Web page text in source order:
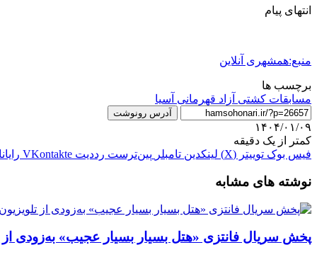
انتهای پیام
منبع:همشهری آنلاین
برچسب ها
مسابقات کشتی آزاد قهرمانی آسیا
آدرس رونوشت
۱۴۰۴/۰۱/۰۹
کمتر از یک دقیقه
فیس بوک توییتر (X) لینکدین ‫تامبلر ‫پین‌ترست ‫رددیت ‫VKontakte
نوشته های مشابه
پخش سریال فانتزی «هتل بسیار بسیار عجیب» به‌زودی از